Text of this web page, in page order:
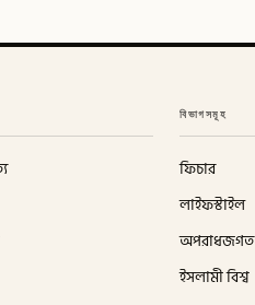
বিভাগসমূহ
ফিচার
লাইফস্টাইল
অপরাধজগত
ইসলামী বিশ্ব